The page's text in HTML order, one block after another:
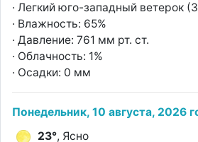
· Легкий юго-западный ветерок
· Влажность: 65%
· Давление: 761 мм рт. ст.
· Облачность: 1%
· Осадки: 0 мм
Понедельник, 10 августа, 2026
23°, Ясно